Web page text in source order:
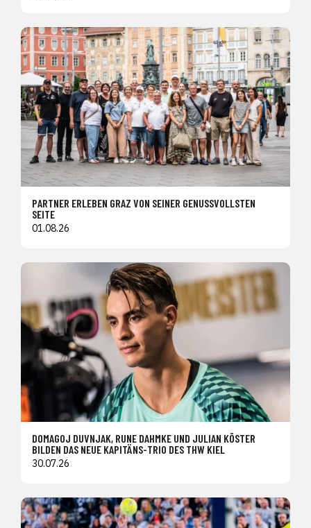
PARTNER ERLEBEN GRAZ VON SEINER GENUSSVOLLSTEN
SEITE
01.08.26
DOMAGOJ DUVNJAK, RUNE DAHMKE UND JULIAN KÖSTER
BILDEN DAS NEUE KAPITÄNS-TRIO DES THW KIEL
30.07.26